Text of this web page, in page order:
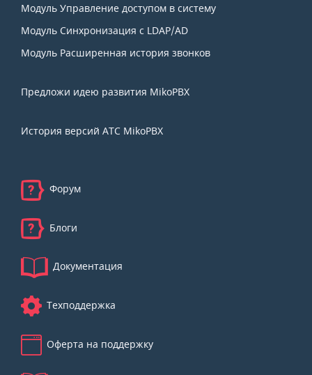
Модуль Управление доступом в систему
Модуль Синхронизация с LDAP/AD
Модуль Расширенная история звонков
Предложи идею развития MikoPBX
История версий АТС MikoPBX
Форум
Блоги
Документация
Техподдержка
Оферта на поддержку